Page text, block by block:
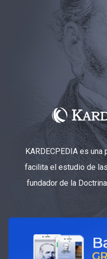
KARDECPEDIA es
facilita el estudio de
fundador de la